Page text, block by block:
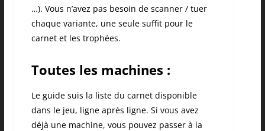
…). Vous n’avez pas besoin de scanner / tuer
chaque variante, une seule suffit pour le
carnet et les trophées.
Toutes les machines :
Le guide suis la liste du carnet disponible
dans le jeu, ligne après ligne. Si vous avez
déjà une machine, vous pouvez passer à la